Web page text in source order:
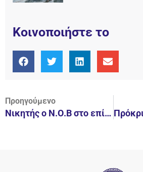
Κοινοποιήστε το
Προηγούμενο
Νικητής ο Ν.Ο.Β στο επίσημο φιλικό με την KSI